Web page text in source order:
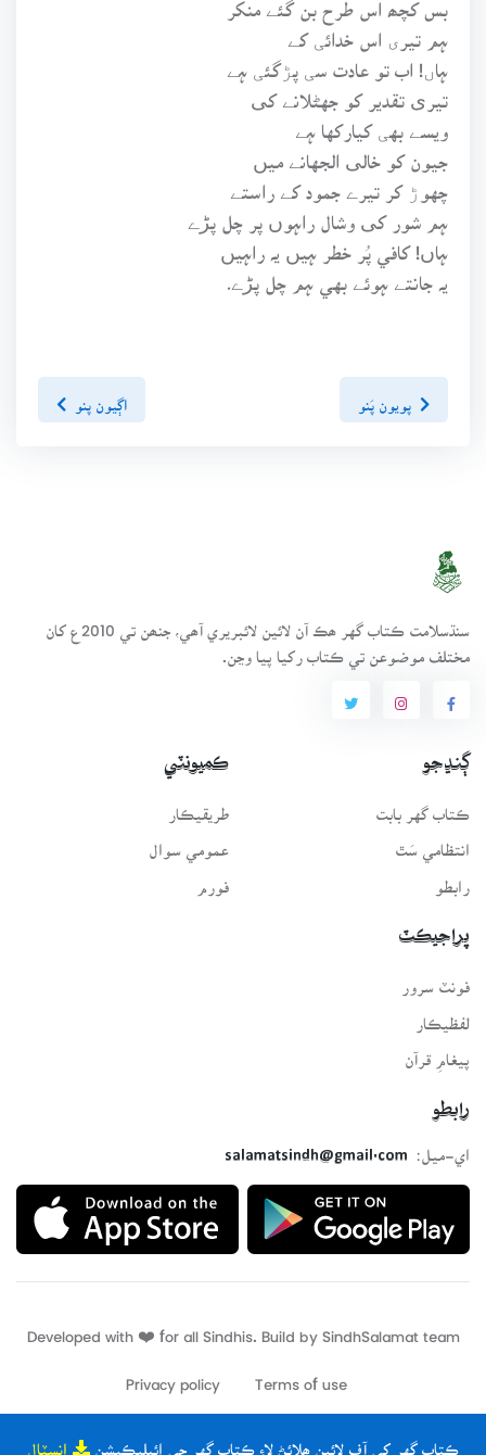
ڪتاب گهر کي آف لائين ھلائڻ لاءِ ڪتاب گهر جي ائپليڪيشن انسٽال
ہم تيری اس خدائی کے
ہاں! اب تو عادت سی پڑگئی ہے
تيری تقدير کو جهڻلانے کی
ويسے بهی کيارکها ہے
جيون کو خالی الجهانے ميں
چهوڑ کر تيرے جمود کے راستے
ہم شور کی وشال راہوں پر چل پڑے
ہاں! کافي پُر خطر ہيں يہ راہيں
يہ جانتے ہوئے بهي ہم چل پڑے۔
اڳيون پنو
سنڌسلامت ڪتاب گهر ھڪ آن لائين لائبريري آھي، جنھن تي 2010ع کان
مختلف موضوعن تي ڪتاب رکيا پيا وڃن.
ڳنڍجو
ڪتاب گهر بابت
انتظامي سَٿ
رابطو
ڪميونٽي
طريقيڪار
عمومي سوال
فورم
پراجيڪٽ
فونٽ سرور
لفظيڪار
پيغامِ قرآن
رابطو
اي-ميل:
salamatsindh@gmail.com
Developed with ❤️ for all Sindhis. Build by SindhSalamat
Terms of use
Privacy policy